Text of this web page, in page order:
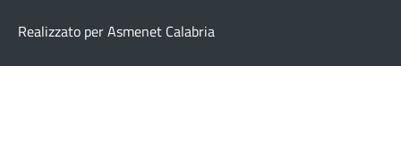
Realizzato per Asmenet Calabria